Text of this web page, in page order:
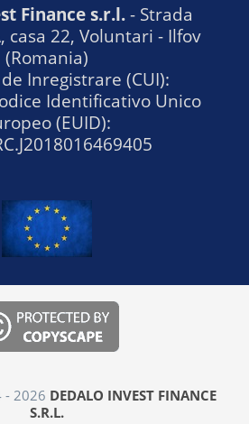
Finance s.r.l.- Strada
casa 22, Voluntari - Ilfov
(Romania)
Inregistrare (CUI):
Identificativo Unico
(EUID):
- 2026 DEDALO INVEST FINANCE
S.R.L.